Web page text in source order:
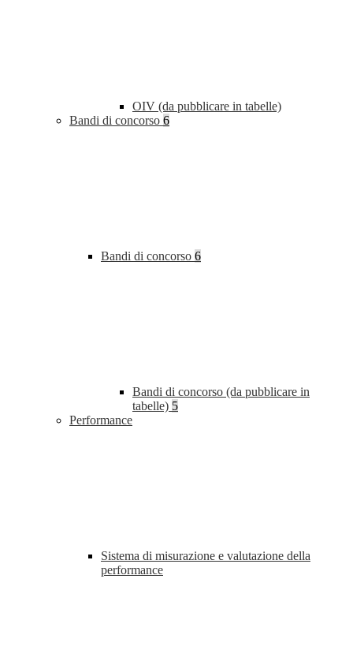
OIV (da pubblicare in tabelle)
Bandi di concorso 6
Bandi di concorso 6
Bandi di concorso (da pubblicare in
tabelle) 5
Performance
Sistema di misurazione e valutazione della
performance